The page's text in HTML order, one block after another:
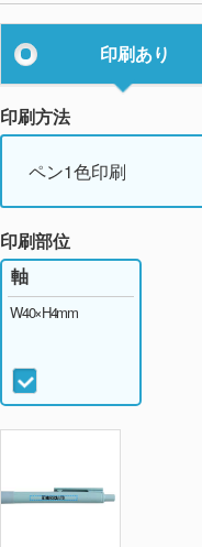
印刷あり
印刷方法
ペン1色印刷
印刷部位
軸
W40×H4mm